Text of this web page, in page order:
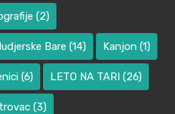
(2)
Bare (14) Kanjon (1)
(6) LETO NA TARI (26)
(3)